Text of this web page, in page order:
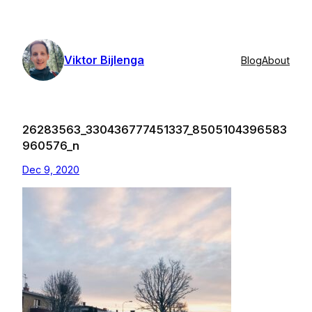
content
Viktor Bijlenga BlogAbout
26283563_330436777451337_8505104396583
960576_n
Dec 9, 2020